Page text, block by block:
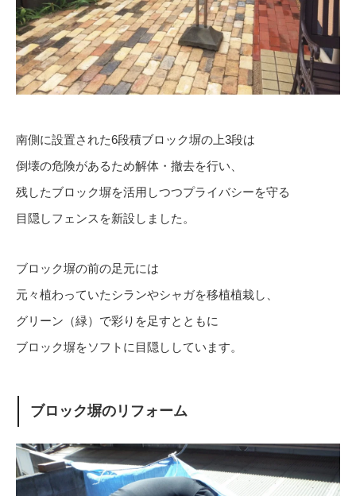
南側に設置された6段積ブロック塀の上3段は
倒壊の危険があるため解体・撤去を行い、
残したブロック塀を活用しつつプライバシーを守る
目隠しフェンスを新設しました。
ブロック塀の前の足元には
元々植わっていたシランやシャガを移植植栽し、
グリーン（緑）で彩りを足すとともに
ブロック塀をソフトに目隠ししています。
ブロック塀のリフォーム